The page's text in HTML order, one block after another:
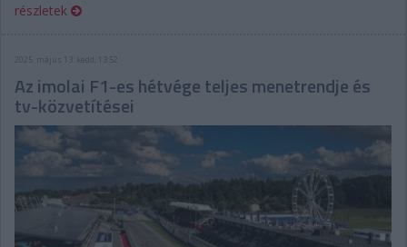
részletek
2025. május 13. kedd, 13:52
Az imolai F1-es hétvége teljes menetrendje és
tv-közvetítései